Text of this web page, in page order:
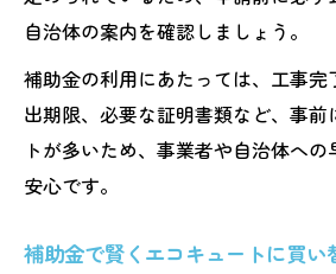
自治体の案内を確認しましょう。
補助金の利用にあたっては、工事完
出期限、必要な証明書類など、事前
トが多いため、事業者や自治体へ
安心です。
補助金で賢くエコキュートに買い